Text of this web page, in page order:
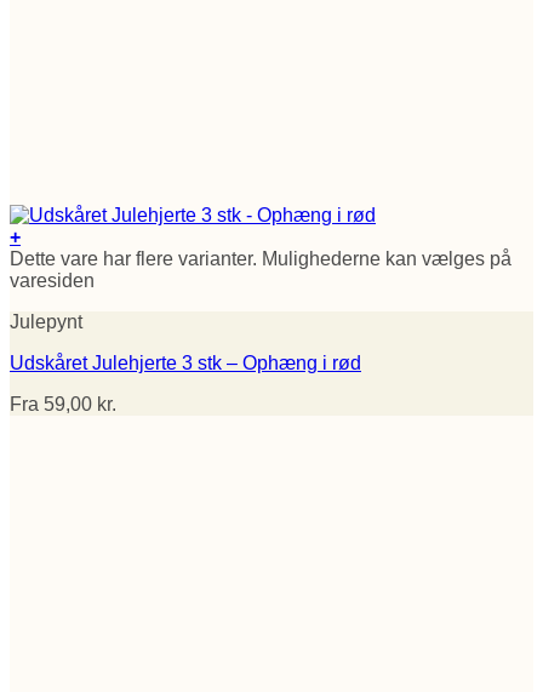
+
Dette vare har flere varianter. Mulighederne kan vælges på
varesiden
Julepynt
Udskåret Julehjerte 3 stk – Ophæng i rød
Fra 59,00 kr.